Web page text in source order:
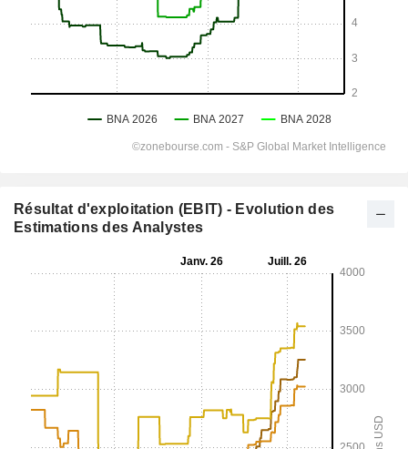
Résultat d'exploitation (EBIT) - Evolution des
Estimations des Analystes